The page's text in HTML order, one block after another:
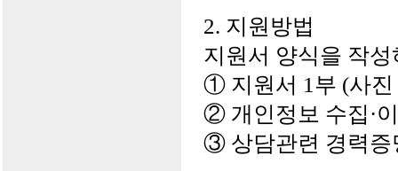
2. 지원방법
지원서 양식을 작
① 지원서 1부 (사진
② 개인정보 수집·
③ 상담관련 경력증